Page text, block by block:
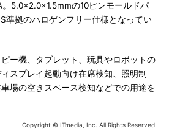
5.0×2.0×1.5mmの10ピンモールドパ
準拠のハロゲンフリー仕様となってい
ー機、タブレット、玩具やロボットの
スプレイ起動向け在席検知、照明制
場の空きスペース検知などでの用途を
Copyright © ITmedia, Inc. All Rights Reserved.